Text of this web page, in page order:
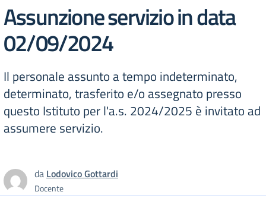
Assunzione servizio in data
02/09/2024
Il personale assunto a tempo indeterminato,
determinato, trasferito e/o assegnato presso
questo Istituto per l'a.s. 2024/2025 è invitato ad
assumere servizio.
da Lodovico Gottardi
Docente